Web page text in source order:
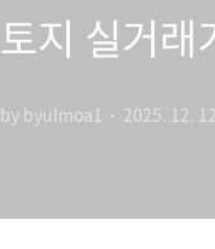
토지 실거
by byulmoa1 2025. 12.